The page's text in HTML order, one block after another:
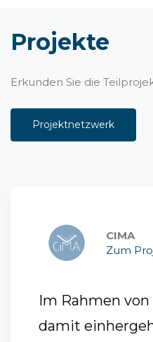
Projekte
Erkunden Sie die
Projektnetzwerk
CIMA
Zum
Im Rahmen
damit